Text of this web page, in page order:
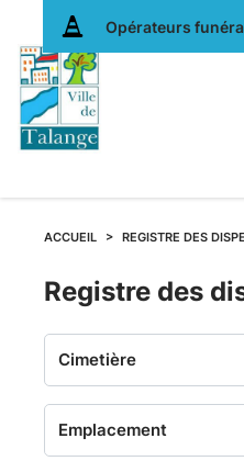
Opérateurs
ACCUEIL REGISTRE DES
Registre
des
Registre des